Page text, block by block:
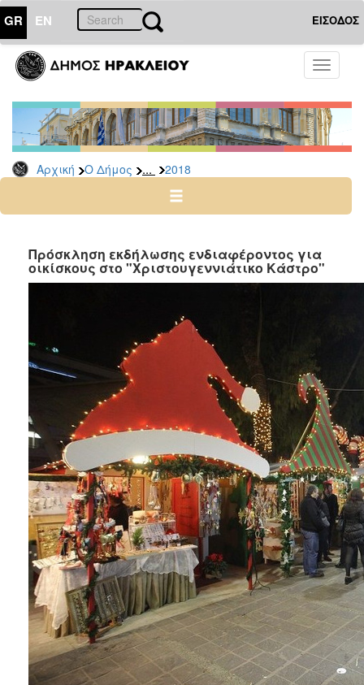
GR EN ΕΙΣΟΔΟΣ
Toggle
Αρχική Ο Δήμος ... 2018
ΔΗΜΟΣ
Διακηρύξεις
-
Δημοπρασίες
Αρχείο
2025
2023
2022
2018
2017
2016
2015
2013
ΤΟΠΟΣ
ΠΟΛΙΤΙΣΜΟΣ
ΑΝΘΕΚΤΙΚΗ
ΠΟΛΗ
Πρόσκληση εκδήλωσης ενδιαφέροντος για
οικίσκους στο "Χριστουγεννιάτικο Κάστρο"